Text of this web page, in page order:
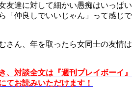
友達に対して細かい愚痴はいっぱい
「仲良しでいいじゃん」って感じで
さん、年を取ったら女同士の友情は
対談全文は『週刊プレイボーイ』
てお読みいただけます！